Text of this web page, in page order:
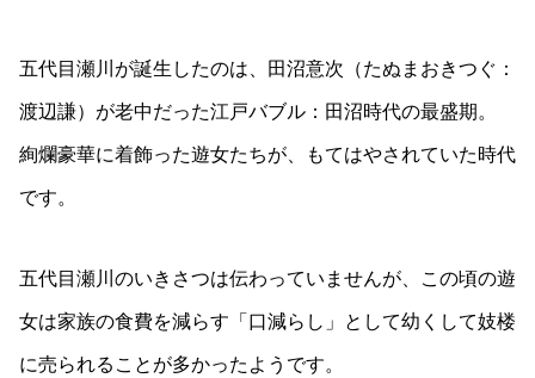
五代目瀬川が誕生したのは、田沼意次（たぬまおきつぐ：
渡辺謙）が老中だった江戸バブル：田沼時代の最盛期。
絢爛豪華に着飾った遊女たちが、もてはやされていた時代
です。
五代目瀬川のいきさつは伝わっていませんが、この頃の遊
女は家族の食費を減らす「口減らし」として幼くして妓楼
に売られることが多かったようです。